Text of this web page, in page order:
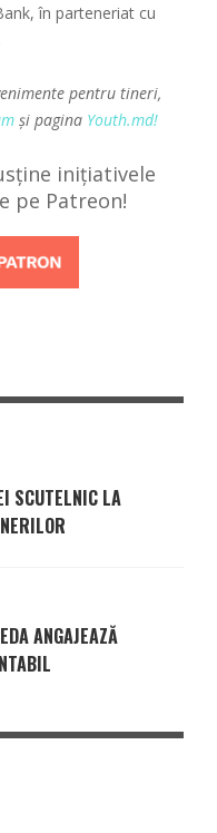
în parteneriat cu
pentru tineri,
și pagina Youth.md!
inițiativele
pe Patreon!
SCUTELNIC LA
ANGAJEAZĂ